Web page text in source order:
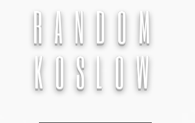
RANDOM
KOSLOW